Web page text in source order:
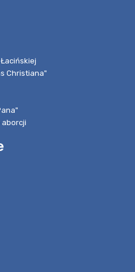
Christiana"
aborcji